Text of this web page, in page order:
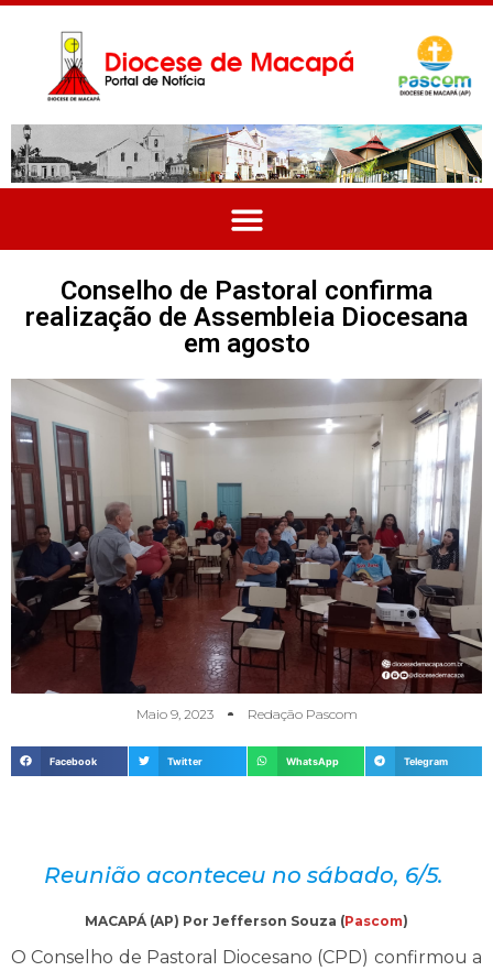
Conselho de Pastoral confirma
realização de Assembleia Diocesana
em agosto
Maio 9, 2023 Redação Pascom
Facebook Twitter WhatsApp Telegram
Reunião aconteceu no sábado, 6/5.
MACAPÁ (AP) Por Jefferson Souza (Pascom)
O Conselho de Pastoral Diocesano (CPD) confirmou a